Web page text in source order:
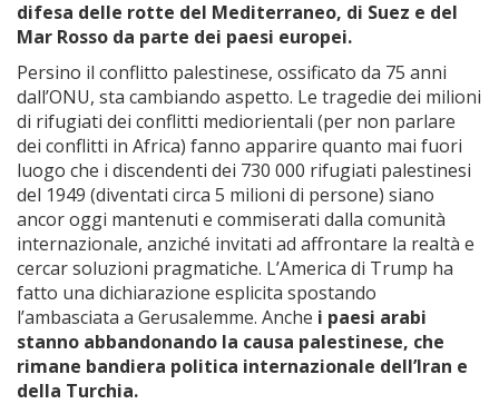
difesa delle rotte del Mediterraneo, di Suez e del
Mar Rosso da parte dei paesi europei.
Persino il conflitto palestinese, ossificato da 75 anni
dall’ONU, sta cambiando aspetto. Le tragedie dei milioni
di rifugiati dei conflitti mediorientali (per non parlare
dei conflitti in Africa) fanno apparire quanto mai fuori
luogo che i discendenti dei 730 000 rifugiati palestinesi
del 1949 (diventati circa 5 milioni di persone) siano
ancor oggi mantenuti e commiserati dalla comunità
internazionale, anziché invitati ad affrontare la realtà e
cercar soluzioni pragmatiche. L’America di Trump ha
fatto una dichiarazione esplicita spostando
l’ambasciata a Gerusalemme. Anche i paesi arabi
stanno abbandonando la causa palestinese, che
rimane bandiera politica internazionale dell’Iran e
della Turchia.